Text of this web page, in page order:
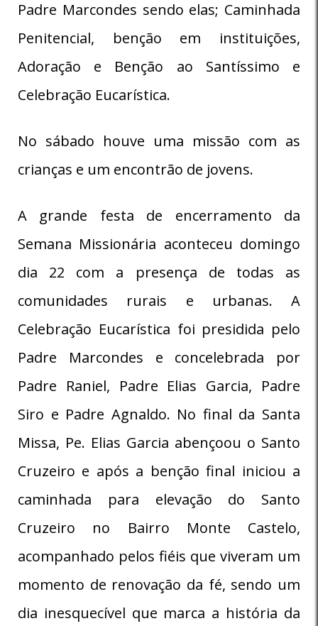
Padre Marcondes sendo elas; Caminhada
Penitencial, benção em instituições,
Adoração e Benção ao Santíssimo e
Celebração Eucarística.
No sábado houve uma missão com as
crianças e um encontrão de jovens.
A grande festa de encerramento da
Semana Missionária aconteceu domingo
dia 22 com a presença de todas as
comunidades rurais e urbanas. A
Celebração Eucarística foi presidida pelo
Padre Marcondes e concelebrada por
Padre Raniel, Padre Elias Garcia, Padre
Siro e Padre Agnaldo. No final da Santa
Missa, Pe. Elias Garcia abençoou o Santo
Cruzeiro e após a benção final iniciou a
caminhada para elevação do Santo
Cruzeiro no Bairro Monte Castelo,
acompanhado pelos fiéis que viveram um
momento de renovação da fé, sendo um
dia inesquecível que marca a história da